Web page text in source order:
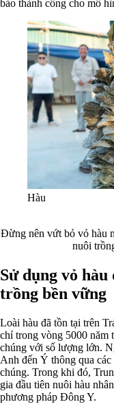
bảo thành công cho mô
Hàu
Đừng nên vứt bỏ vỏ hàu
nuôi
Sử dụng vỏ
trồng bền vững
Loài hàu đã tồn tại trên
chỉ trong vòng 5000 năm
chúng với số lượng lớn.
Anh đến Ý thông qua
chúng. Trong khi đó,
gia đầu tiên nuôi hàu
phương pháp Đông Y.